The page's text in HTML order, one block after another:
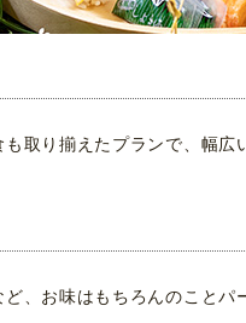
取り揃えたプランで、幅広
、お味はもちろんのことパ